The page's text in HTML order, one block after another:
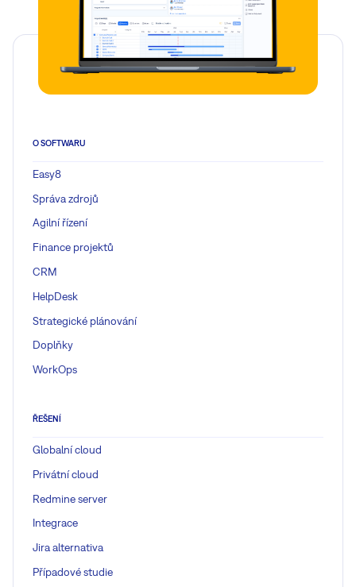
O SOFTWARU
Easy8
Správa zdrojů
Agilní řízení
Finance projektů
CRM
HelpDesk
Strategické plánování
Doplňky
WorkOps
ŘEŠENÍ
Globalní cloud
Privátní cloud
Redmine server
Integrace
Jira alternativa
Případové studie